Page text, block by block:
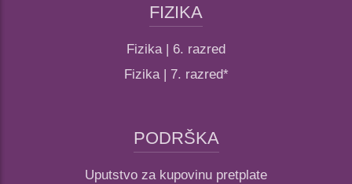
FIZIKA
Fizika | 6. razred
Fizika | 7. razred*
PODRŠKA
Uputstvo za kupovinu pretplate